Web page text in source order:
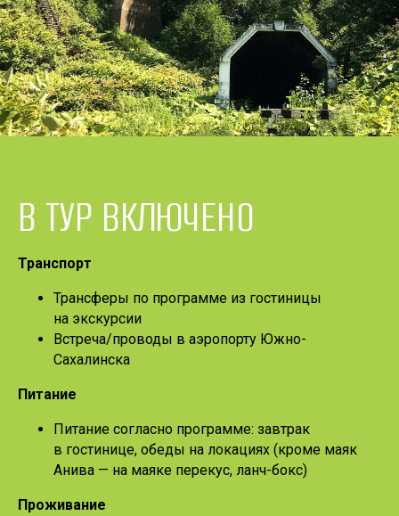
В ТУР ВКЛЮЧЕНО
Транспорт
Трансферы по программе из гостиницы
на экскурсии
Встреча/проводы в аэропорту Южно-
Сахалинска
Питание
Питание согласно программе: завтрак
в гостинице, обеды на локациях (кроме маяк
Анива — на маяке перекус, ланч-бокс)
Проживание